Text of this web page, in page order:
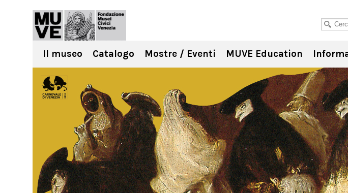
Il museo Catalogo Mostre / Eventi MUVE Education